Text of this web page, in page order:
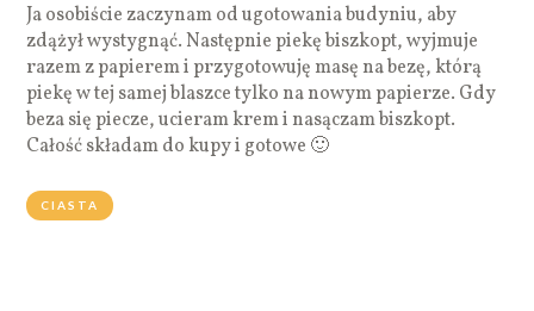
Ja osobiście zaczynam od ugotowania budyniu, aby
zdążył wystygnąć. Następnie piekę biszkopt, wyjmuje
razem z papierem i przygotowuję masę na bezę, którą
piekę w tej samej blaszce tylko na nowym papierze. Gdy
beza się piecze, ucieram krem i nasączam biszkopt.
Całość składam do kupy i gotowe 🙂
CIASTA